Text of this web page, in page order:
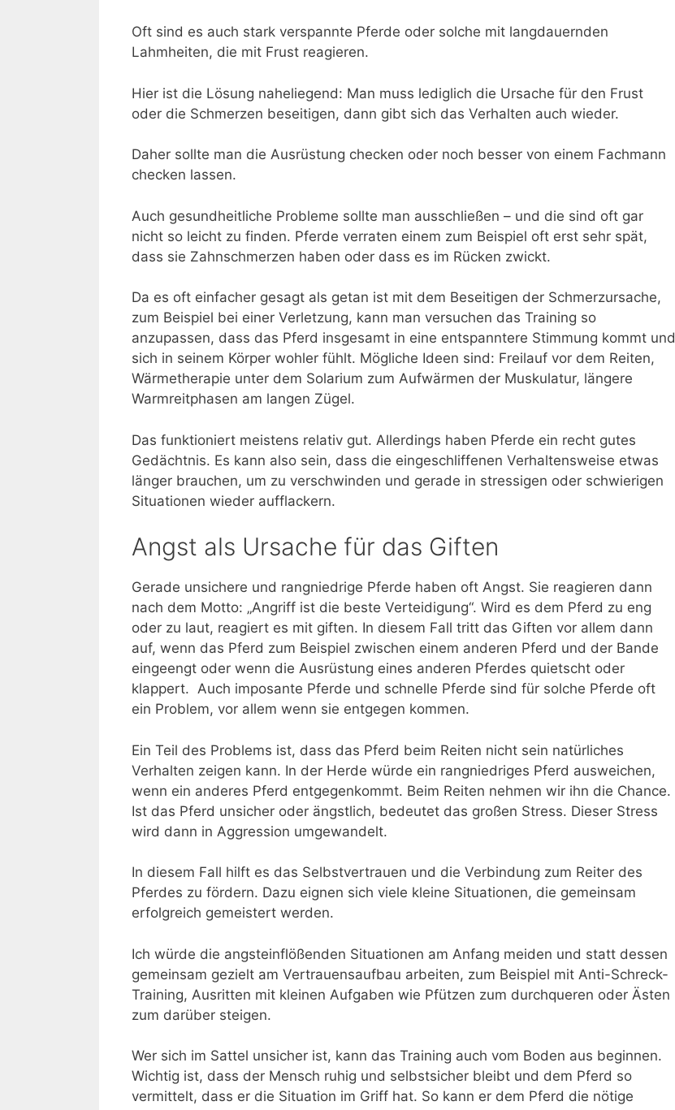
Oft sind es auch stark verspannte Pferde oder solche mit langdauernden
Lahmheiten, die mit Frust reagieren.
Hier ist die Lösung naheliegend: Man muss lediglich die Ursache für den Frust
oder die Schmerzen beseitigen, dann gibt sich das Verhalten auch wieder.
Daher sollte man die Ausrüstung checken oder noch besser von einem Fachmann
checken lassen.
Auch gesundheitliche Probleme sollte man ausschließen – und die sind oft gar
nicht so leicht zu finden. Pferde verraten einem zum Beispiel oft erst sehr spät,
dass sie Zahnschmerzen haben oder dass es im Rücken zwickt.
Da es oft einfacher gesagt als getan ist mit dem Beseitigen der Schmerzursache,
zum Beispiel bei einer Verletzung, kann man versuchen das Training so
anzupassen, dass das Pferd insgesamt in eine entspanntere Stimmung kommt und
sich in seinem Körper wohler fühlt. Mögliche Ideen sind: Freilauf vor dem Reiten,
Wärmetherapie unter dem Solarium zum Aufwärmen der Muskulatur, längere
Warmreitphasen am langen Zügel.
Das funktioniert meistens relativ gut. Allerdings haben Pferde ein recht gutes
Gedächtnis. Es kann also sein, dass die eingeschliffenen Verhaltensweise etwas
länger brauchen, um zu verschwinden und gerade in stressigen oder schwierigen
Situationen wieder aufflackern.
Angst als Ursache für das Giften
Gerade unsichere und rangniedrige Pferde haben oft Angst. Sie reagieren dann
nach dem Motto: „Angriff ist die beste Verteidigung“. Wird es dem Pferd zu eng
oder zu laut, reagiert es mit giften. In diesem Fall tritt das Giften vor allem dann
auf, wenn das Pferd zum Beispiel zwischen einem anderen Pferd und der Bande
eingeengt oder wenn die Ausrüstung eines anderen Pferdes quietscht oder
klappert. Auch imposante Pferde und schnelle Pferde sind für solche Pferde oft
ein Problem, vor allem wenn sie entgegen kommen.
Ein Teil des Problems ist, dass das Pferd beim Reiten nicht sein natürliches
Verhalten zeigen kann. In der Herde würde ein rangniedriges Pferd ausweichen,
wenn ein anderes Pferd entgegenkommt. Beim Reiten nehmen wir ihn die Chance.
Ist das Pferd unsicher oder ängstlich, bedeutet das großen Stress. Dieser Stress
wird dann in Aggression umgewandelt.
In diesem Fall hilft es das Selbstvertrauen und die Verbindung zum Reiter des
Pferdes zu fördern. Dazu eignen sich viele kleine Situationen, die gemeinsam
erfolgreich gemeistert werden.
Ich würde die angsteinflößenden Situationen am Anfang meiden und statt dessen
gemeinsam gezielt am Vertrauensaufbau arbeiten, zum Beispiel mit Anti-Schreck-
Training, Ausritten mit kleinen Aufgaben wie Pfützen zum durchqueren oder Ästen
zum darüber steigen.
Wer sich im Sattel unsicher ist, kann das Training auch vom Boden aus beginnen.
Wichtig ist, dass der Mensch ruhig und selbstsicher bleibt und dem Pferd so
vermittelt, dass er die Situation im Griff hat. So kann er dem Pferd die nötige